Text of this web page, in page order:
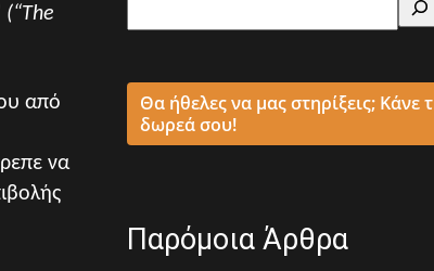
(“The
από
να
Θα ήθελες να μας στηρίξεις; Κάνε
δωρεά σου!
Παρόμοια Άρθρα